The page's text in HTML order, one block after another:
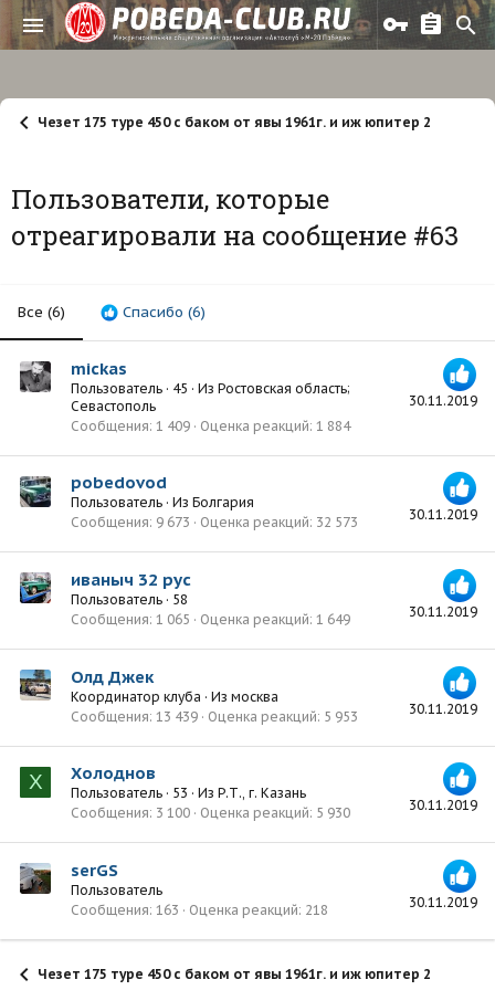
Чезет 175 туре 450 с баком от явы 1961г. и иж юпитер 2
Пользователи, которые
отреагировали на сообщение #63
Все (6) Спасибо (6)
30.11.2019
mickas
Пользователь · 45 · Из Ростовская область;
Севастополь
Сообщения 1 409 Оценка реакций 1 884
30.11.2019
pobedovod
Пользователь · Из Болгария
Сообщения 9 673 Оценка реакций 32 573
30.11.2019
иваныч 32 рус
Пользователь · 58
Сообщения 1 065 Оценка реакций 1 649
30.11.2019
Олд Джек
Координатор клуба · Из москва
Сообщения 13 439 Оценка реакций 5 953
Х
30.11.2019
Холоднов
Пользователь · 53 · Из Р.Т., г. Казань
Сообщения 3 100 Оценка реакций 5 930
30.11.2019
serGS
Пользователь
Сообщения 163 Оценка реакций 218
Чезет 175 туре 450 с баком от явы 1961г. и иж юпитер 2